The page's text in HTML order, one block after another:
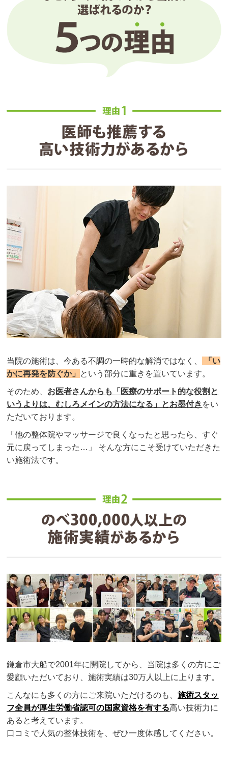
当院の施術は、今ある不調の一時的な解消ではなく、
「い
かに再発を防ぐか」 という部分に重きを置いています。
そのため、 お医者さんからも「医療のサポート的な役割と
いうよりは、むしろメインの方法になる」とお墨付き をい
ただいております。
「他の整体院やマッサージで良くなったと思ったら、すぐ
元に戻ってしまった…」 そんな方にこそ受けていただきた
い施術法です。
鎌倉市大船で2001年に開院してから、当院は多くの方にご
愛顧いただいており、施術実績は30万人以上に上ります。
こんなにも多くの方にご来院いただけるのも、施術スタッ
フ全員が厚生労働省認可の国家資格を有する高い技術力に
あると考えています。
口コミで人気の整体技術を、ぜひ一度体感してください。